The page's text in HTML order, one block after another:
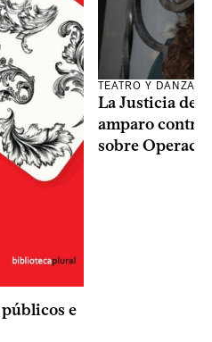
e
TEATRO Y DANZA
La Justicia
amparo contra
sobre